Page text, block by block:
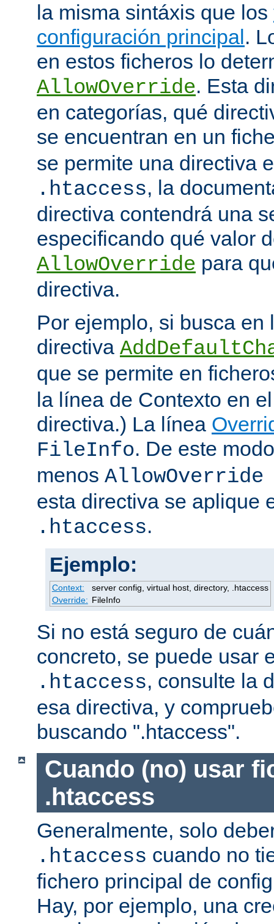
la misma sintáxis que los
configuración principal.
en estos ficheros lo
AllowOverride. Esta
en categorías, qué
se encuentran en un
se permite una directiva
.htaccess, la
directiva contendrá una
especificando qué valor
AllowOverride para
directiva.
Por ejemplo, si busca en
directiva
que se permite en
la línea de Contexto en
directiva.) La línea
FileInfo. De este
menos
esta directiva se aplique
.htaccess.
Ejemplo:
Context:
server config, virtual host, directory, .htaccess
Override: FileInfo
Si no está seguro de
concreto, se puede usar
.htaccess, consulte la
esa directiva, y
buscando ".htaccess".
Cuando (no) usar
.htaccess
Generalmente, solo
.htaccess cuando no
fichero principal de
Hay, por ejemplo, una